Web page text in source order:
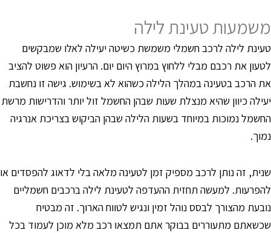
טעינת לילה
לילה לרכב חשמלי משמשת כשיטה יעילה לאלו שמבקשים
את רכבם מבלי ללחוץ במרוץ היום יום. הרעיון הוא פשוט להציב
הרכב בטעינה במהלך הלילה כשהוא לא בשימוש. גישה זו נחשבת
כיוון שהיא מנצלת שעות שבהן החשמל זול יותר והדרישות מרשת
נמוכות במיוחד בשעות הלילה שבהן הביקוש בצריכת אנרגיה
זה נותן לרכב מספיק זמן לטעינה מלאה בלי לדאוג להפסדים או
למעשה תחזית ההעדפה לטעינת לילה ברכבים חשמליים
מהצורך לבסס נוהל זמין ונגיש לטווח הארוך. זה מבטיח
מתעוררים בבוקר אתם תמצאו רכב מלא מוכן לעמוד בכל